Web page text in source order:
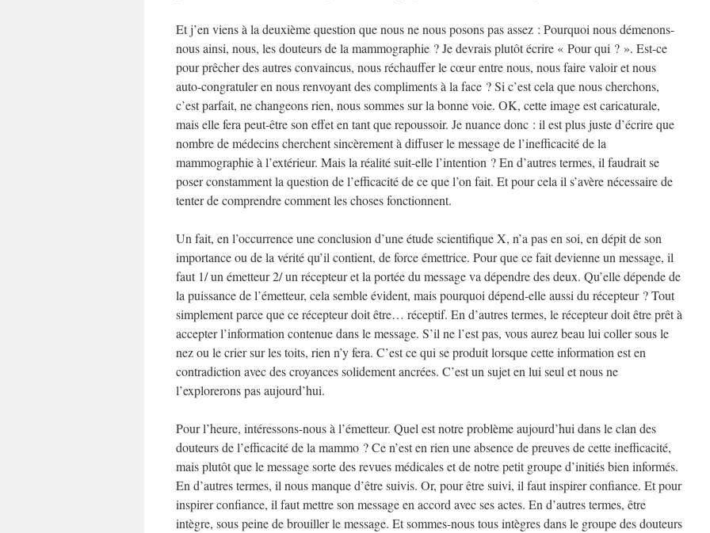
Et j’en viens à la deuxième question que nous ne nous posons pas assez : Pourquoi nous démenons-
nous ainsi, nous, les douteurs de la mammographie ? Je devrais plutôt écrire « Pour qui ? ». Est-ce
pour prêcher des autres convaincus, nous réchauffer le cœur entre nous, nous faire valoir et nous
auto-congratuler en nous renvoyant des compliments à la face ? Si c’est cela que nous cherchons,
c’est parfait, ne changeons rien, nous sommes sur la bonne voie. OK, cette image est caricaturale,
mais elle fera peut-être son effet en tant que repoussoir. Je nuance donc : il est plus juste d’écrire que
nombre de médecins cherchent sincèrement à diffuser le message de l’inefficacité de la
mammographie à l’extérieur. Mais la réalité suit-elle l’intention ? En d’autres termes, il faudrait se
poser constamment la question de l’efficacité de ce que l’on fait. Et pour cela il s’avère nécessaire de
tenter de comprendre comment les choses fonctionnent.
Un fait, en l’occurrence une conclusion d’une étude scientifique X, n’a pas en soi, en dépit de son
importance ou de la vérité qu’il contient, de force émettrice. Pour que ce fait devienne un message, il
faut 1/ un émetteur 2/ un récepteur et la portée du message va dépendre des deux. Qu’elle dépende de
la puissance de l’émetteur, cela semble évident, mais pourquoi dépend-elle aussi du récepteur ? Tout
simplement parce que ce récepteur doit être… réceptif. En d’autres termes, le récepteur doit être prêt à
accepter l’information contenue dans le message. S’il ne l’est pas, vous aurez beau lui coller sous le
nez ou le crier sur les toits, rien n’y fera. C’est ce qui se produit lorsque cette information est en
contradiction avec des croyances solidement ancrées. C’est un sujet en lui seul et nous ne
l’explorerons pas aujourd’hui.
Pour l’heure, intéressons-nous à l’émetteur. Quel est notre problème aujourd’hui dans le clan des
douteurs de l’efficacité de la mammo ? Ce n’est en rien une absence de preuves de cette inefficacité,
mais plutôt que le message sorte des revues médicales et de notre petit groupe d’initiés bien informés.
En d’autres termes, il nous manque d’être suivis. Or, pour être suivi, il faut inspirer confiance. Et pour
inspirer confiance, il faut mettre son message en accord avec ses actes. En d’autres termes, être
intègre, sous peine de brouiller le message. Et sommes-nous tous intègres dans le groupe des douteurs